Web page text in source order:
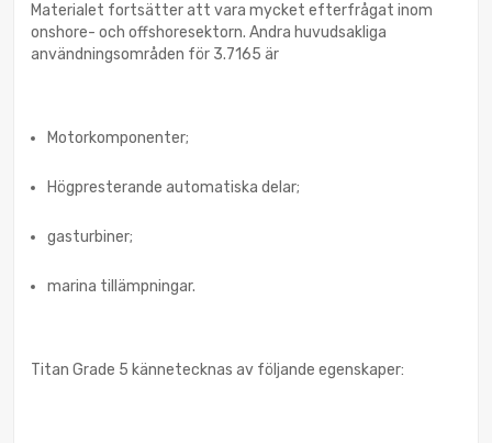
Materialet fortsätter att vara mycket efterfrågat inom
onshore- och offshoresektorn. Andra huvudsakliga
användningsområden för 3.7165 är
Motorkomponenter;
Högpresterande automatiska delar;
gasturbiner;
marina tillämpningar.
Titan Grade 5 kännetecknas av följande egenskaper: